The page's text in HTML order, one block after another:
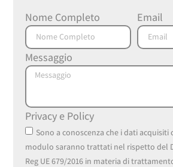
Nome Completo Email
Messaggio
Privacy e Policy
Sono a conoscenza che i dati acquisiti
modulo saranno trattati nel rispetto del
Reg UE 679/2016 in materia di